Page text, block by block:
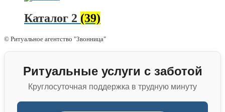
Каталог 2 (39)
© Ритуальное агентство "Звонница"
Ритуальные услуги с заботой
Круглосуточная поддержка в трудную минуту